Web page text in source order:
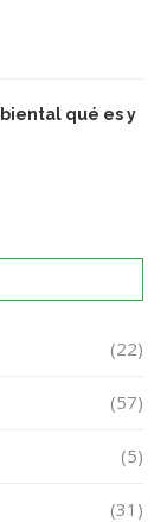
qué es y
(22)
(57)
(5)
(31)